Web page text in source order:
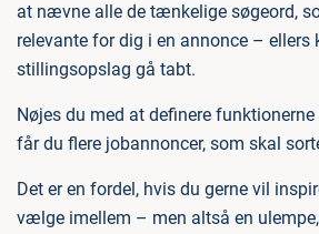
at nævne alle de tænkelige søgeord,
relevante for dig i en annonce –
stillingsopslag gå tabt.
Nøjes du med at definere
får du flere jobannoncer, som skal
Det er en fordel, hvis du gerne vil
vælge imellem – men altså en